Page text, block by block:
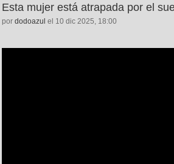
Esta mujer está atrapada por el
por dodoazul el 10 dic 2025, 18:00